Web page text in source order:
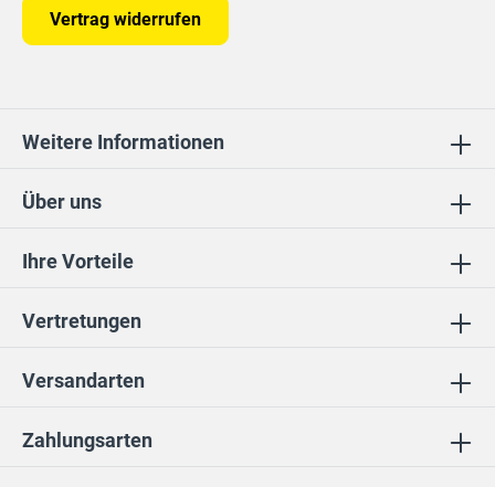
Ihre Vorteile
Vertretungen
Über uns
Vertrag widerrufen
Weitere Informationen
Zahlungsarten
Versandarten